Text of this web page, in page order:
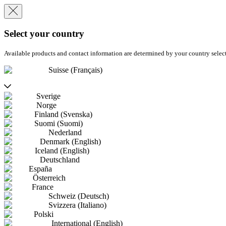
Select your country
Available products and contact information are determined by your country
Suisse (Français)
Sverige
Norge
Finland (Svenska)
Suomi (Suomi)
Nederland
Denmark (English)
Iceland (English)
Deutschland
España
Österreich
France
Schweiz (Deutsch)
Svizzera (Italiano)
Polski
International (English)